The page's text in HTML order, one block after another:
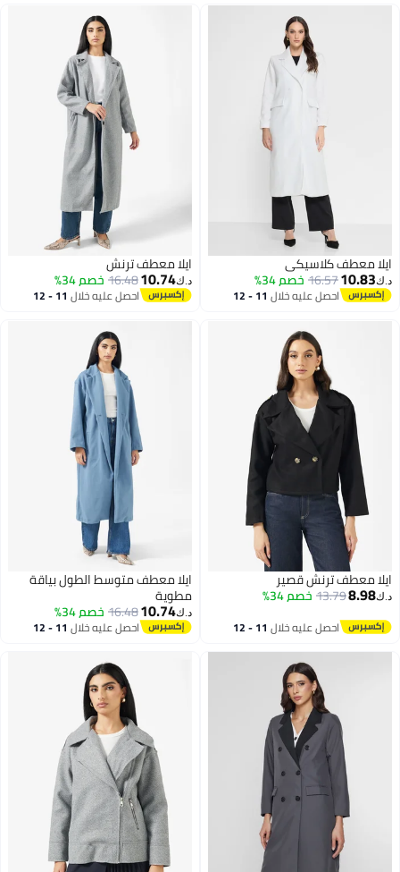
ايلا معطف كلاسيكي
د.ك‏10.83
16.57خصم 34%
احصل عليه خلال 11 - 12
ايلا معطف ترنش
د.ك‏10.74
16.48خصم 34%
احصل عليه خلال 11 - 12
ايلا معطف ترنش قصير
د.ك‏8.98
13.79خصم 34%
احصل عليه خلال 11 - 12
ايلا معطف متوسط الطول بياقة
مطوية
د.ك‏10.74
16.48خصم 34%
احصل عليه خلال 11 - 12